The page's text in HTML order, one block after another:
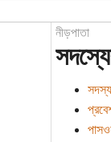
নীড়পাতা